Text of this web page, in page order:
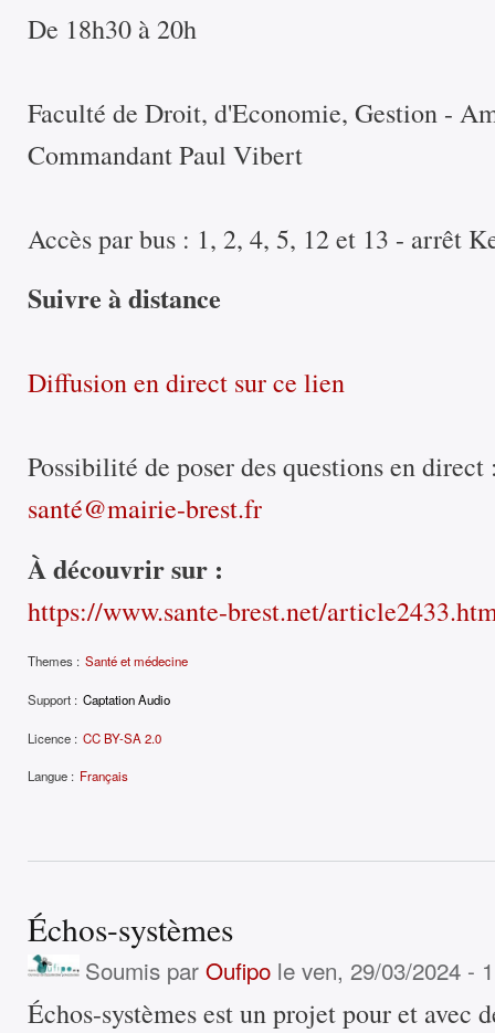
De 18h30 à 20h
Faculté de Droit, d'Economie, Gestion -
Commandant Paul Vibert
Accès par bus : 1, 2, 4, 5, 12 et 13 - arrêt
Suivre à distance
Diffusion en direct sur ce lien
Possibilité de poser des questions en direct
santé@mairie-brest.fr
À découvrir sur :
https://www.sante-brest.net/
Themes : Santé et médecine
Support : Captation Audio
Licence : CC BY-SA 2.0
Langue : Français
Échos-systèmes
Soumis par Oufipole ven, 29/03/2024 -
Échos-systèmes est un projet pour et avec